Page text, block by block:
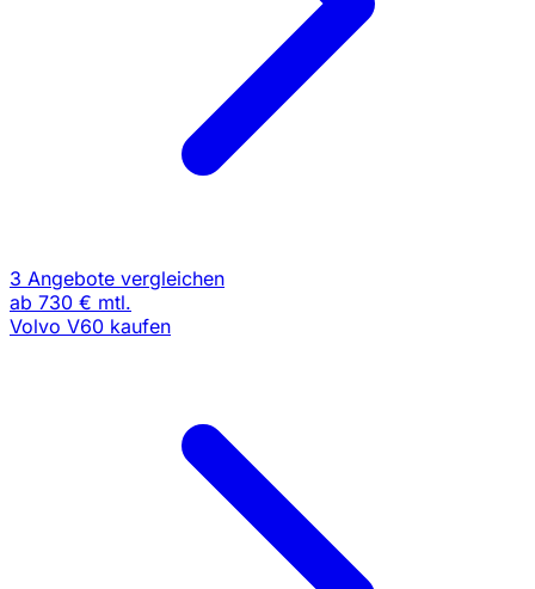
3 Angebote vergleichen
ab 730 € mtl.
Volvo V60 kaufen